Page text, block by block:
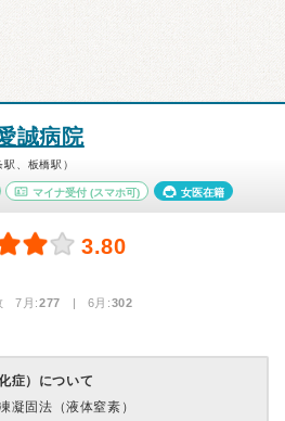
誠病院
、板橋駅）
マイナ受付 (スマホ可) 女医在籍
3.80
7月:277 | 6月:302
症）について
凝固法（液体窒素）